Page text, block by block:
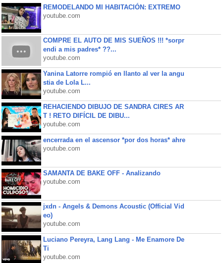
REMODELANDO MI HABITACIÓN: EXTREMO
youtube.com
COMPRE EL AUTO DE MIS SUEÑOS !!! *sorpr
endi a mis padres* ??...
youtube.com
Yanina Latorre rompió en llanto al ver la angu
stia de Lola L...
youtube.com
REHACIENDO DIBUJO DE SANDRA CIRES AR
T ! RETO DIFÍCIL DE DIBU...
youtube.com
encerrada en el ascensor *por dos horas* ahre
youtube.com
SAMANTA DE BAKE OFF - Analizando
youtube.com
jxdn - Angels & Demons Acoustic (Official Vid
eo)
youtube.com
Luciano Pereyra, Lang Lang - Me Enamore De
Ti
youtube.com